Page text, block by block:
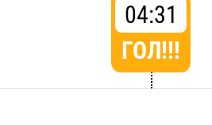
04:31
ГОЛ!!!